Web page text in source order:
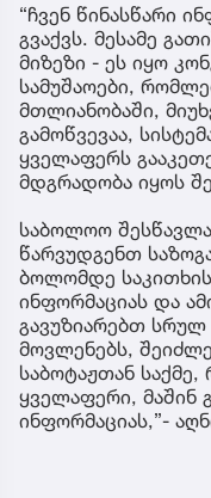
“ჩვენ წინასწარი
გვაქვს. მესამე
მიზეზი - ეს იყო
სამუშაოები,
მთლიანობაში,
გამოწვევაა,
ყველაფერს
მდგრადობა იყოს
საბოლოო
წარვუდგენთ
ბოლომდე
ინფორმაციას და
გავუზიარებთ სრულ
მოვლენებს,
საბოტაჟთან
ყველაფერი, მაშინ
ინფორმაციას,”-